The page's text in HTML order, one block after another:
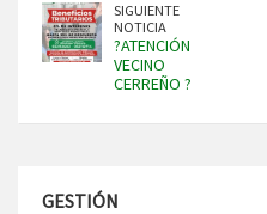
SIGUIENTE
NOTICIA
?ATENCIÓN
VECINO
CERREÑO ?
GESTIÓN